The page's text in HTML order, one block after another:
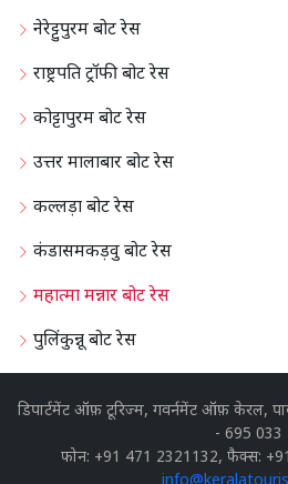
नेरेट्टुपुरम बोट रेस
राष्ट्रपति ट्रॉफी बोट रेस
कोट्टापुरम बोट रेस
उत्तर मालाबार बोट रेस
कल्लड़ा बोट रेस
कंडासमकड़वु बोट रेस
महात्मा मन्नार बोट रेस
पुलिंकुन्नू बोट रेस
डिपार्टमेंट ऑफ़ टूरिज्म, गवर्नमेंट ऑफ़ केरल,
- 695 033
फोन: +91 471 2321132, फैक्स: